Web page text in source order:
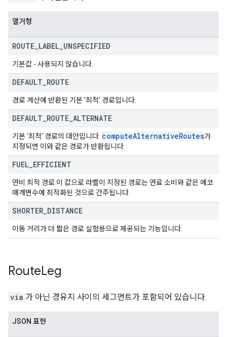
열거형
ROUTE LABEL UNSPECIFIED
기본값 - 사용되지 않습니다.
DEFAULT ROUTE
경로 계산에 반환된 기본 '최적' 경로입니다.
DEFAULT ROUTE ALTERNATE
기본 '최적' 경로의 대안입니다. computeAlternativeRoutes가
지정되면 이와 같은 경로가 반환됩니다.
FUEL EFFICIENT
연비 최적 경로 이 값으로 라벨이 지정된 경로는 연료 소비와 같은 에코
매개변수에 최적화된 것으로 간주됩니다.
SHORTER DISTANCE
이동 거리가 더 짧은 경로 실험용으로 제공되는 기능입니다.
RouteLeg
via 가 아닌 경유지 사이의 세그먼트가 포함되어 있습니다.
JSON 표현